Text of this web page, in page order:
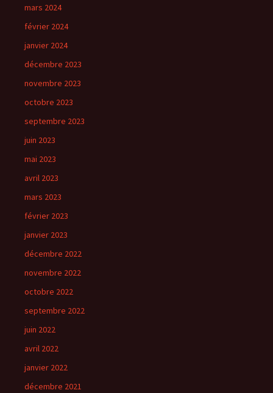
mars 2024
février 2024
janvier 2024
décembre 2023
novembre 2023
octobre 2023
septembre 2023
juin 2023
mai 2023
avril 2023
mars 2023
février 2023
janvier 2023
décembre 2022
novembre 2022
octobre 2022
septembre 2022
juin 2022
avril 2022
janvier 2022
décembre 2021